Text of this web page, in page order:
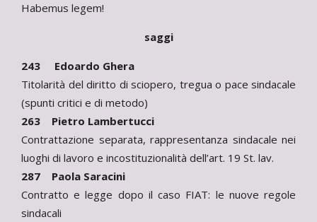
Habemus legem!
saggi
243 Edoardo Ghera
Titolarità del diritto di sciopero, tregua o pace sindacale
(spunti critici e di metodo)
263 Pietro Lambertucci
Contrattazione separata, rappresentanza sindacale nei
luoghi di lavoro e incostituzionalità dell’art. 19 St. lav.
287 Paola Saracini
Contratto e legge dopo il caso FIAT: le nuove regole
sindacali